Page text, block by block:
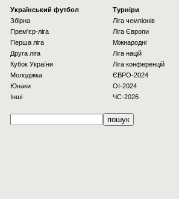
Українcький футбол
Збірна
Прем'єр-ліга
Перша ліга
Друга ліга
Кубок України
Молодіжка
Юнаки
Інші
Турніри
Ліга чемпіонів
Ліга Європи
Міжнародні
Ліга націй
Ліга конференцій
ЄВРО-2024
OI-2024
ЧС-2026